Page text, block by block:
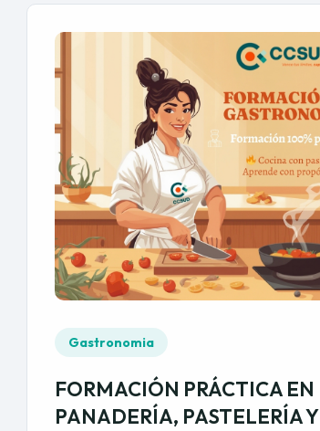
Gastronomia
FORMACIÓN PRÁCTICA EN
PANADERÍA, PASTELERÍA Y